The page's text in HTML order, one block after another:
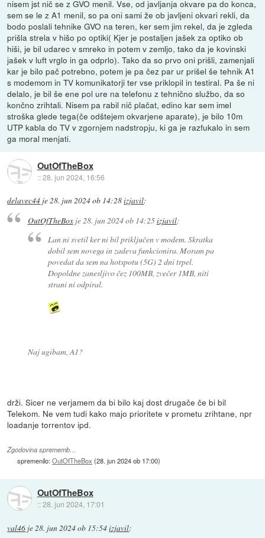
nisem jst nič se z GVO menil. Vse, od javljanja okvare pa do konca,
sem se le z A1 menil, so pa oni sami že ob javljeni okvari rekli, da
bodo poslali tehnike GVO na teren, ker sem jim rekel, da je zgleda
prišla strela v hišo po optiki( Kjer je postaljen jašek za optiko ob
hiši, je bil udarec v smreko in potem v zemljo, tako da je kovinski
jašek v luft vrglo in ga odprlo). Tako da so prvo oni prišli, zamenjali
kar je bilo pač potrebno, potem je pa čez par ur prišel še tehnik A1
s modemom in TV komunikatorji ter vse priklopil in testiral. Pa še ni
delalo, je bil še ene pol ure na telefonu z tehnično službo, da so
končno zrihtali. Nisem pa rabil nič plačat, edino kar sem imel
stroška glede tega(če odštejem okvarjene aparate), je bilo 10m
UTP kabla do TV v zgornjem nadstropju, ki ga je razfukalo in sem
ga moral menjati.
OutOfTheBox
::28. jun 2024, 16:56
delavec44 je28. jun 2024 ob 14:28izjavil:
OutOfTheBoxje 28. jun 2024 ob 14:25izjavil:
Lan ni svetil ker ni bil priključen v modem. Skratka
dobil sem novega in zadeva funkcionira. Moram pa
povedat da sem na hotspotu (5G) 2 dni trpel.
Dopoldne zanesljivo čez 100MB, zvečer 1MB, niti
strani ni odpiral.
Naj ugibam, A1?
drži. Sicer ne verjamem da bi bilo kaj dost drugače če bi bil
Telekom. Ne vem tudi kako majo prioritete v prometu zrihtane, npr
loadanje torrentov ipd.
Zgodovina sprememb…
spremenilo:OutOfTheBox (28. jun 2024 ob 17:00)
OutOfTheBox
::28. jun 2024, 17:01
val46 je 28. jun 2024 ob 15:54izjavil: